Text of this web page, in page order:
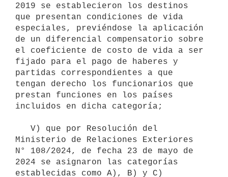
2019 se establecieron los destinos
que presentan condiciones de vida
especiales, previéndose la aplicación
de un diferencial compensatorio sobre
el coeficiente de costo de vida a ser
fijado para el pago de haberes y
partidas correspondientes a que
tengan derecho los funcionarios que
prestan funciones en los países
incluidos en dicha categoría;
Ministerio de Relaciones Exteriores
N° 108/2024, de fecha 23 de mayo de
2024 se asignaron las categorías
establecidas como A), B) y C)